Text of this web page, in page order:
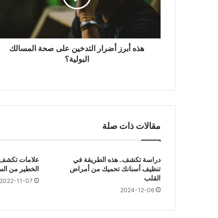
ض
ل
ي
ن
ل
ى
ص
ح
ا
هذه أبرز أضرار التدخين على صحة المسالك
البولية؟
مقالات ذات صلة
دراسة تكشف.. هذه الطريقة في
تنظيف أسنانك تحميك من أمراض
القلب
2024-12-06
علامات تكشف
الخطير من
2022-11-07